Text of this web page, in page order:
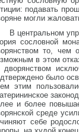
подавать
могли
В центральном
сословной
то, чем
в этом
дворянством
было
этим
и более
среде
себе